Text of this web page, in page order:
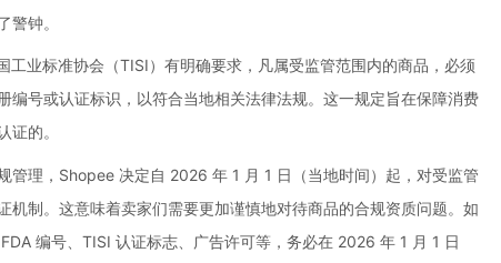
警钟。
工业标准协会（TISI）有明确要求，凡属受监管范围内的商品，必须
编号或认证标识，以符合当地相关法律法规。这一规定旨在保障消费
证的。
管理，Shopee 决定自 2026 年 1 月 1 日（当地时间）起，对受监管
机制。这意味着卖家们需要更加谨慎地对待商品的合规资质问题。如
编号、TISI 认证标志、广告许可等，务必在 2026 年 1 月 1 日